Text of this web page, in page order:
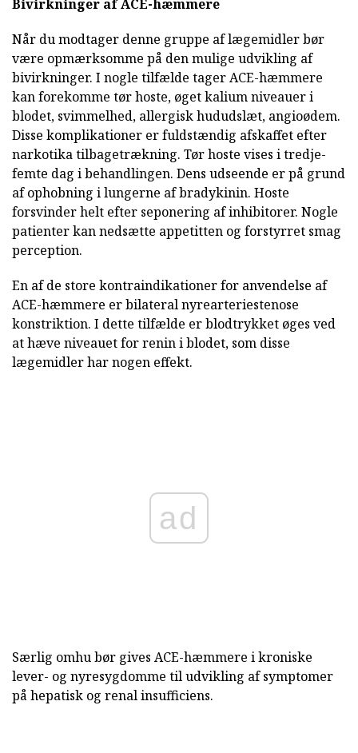
Bivirkninger af ACE-hæmmere
Når du modtager denne gruppe af lægemidler bør
være opmærksomme på den mulige udvikling af
bivirkninger. I nogle tilfælde tager ACE-hæmmere
kan forekomme tør hoste, øget kalium niveauer i
blodet, svimmelhed, allergisk hududslæt, angioødem.
Disse komplikationer er fuldstændig afskaffet efter
narkotika tilbagetrækning. Tør hoste vises i tredje-
femte dag i behandlingen. Dens udseende er på grund
af ophobning i lungerne af bradykinin. Hoste
forsvinder helt efter seponering af inhibitorer. Nogle
patienter kan nedsætte appetitten og forstyrret smag
perception.
En af de store kontraindikationer for anvendelse af
ACE-hæmmere er bilateral nyrearteriestenose
konstriktion. I dette tilfælde er blodtrykket øges ved
at hæve niveauet for renin i blodet, som disse
lægemidler har nogen effekt.
ad
Særlig omhu bør gives ACE-hæmmere i kroniske
lever- og nyresygdomme til udvikling af symptomer
på hepatisk og renal insufficiens.